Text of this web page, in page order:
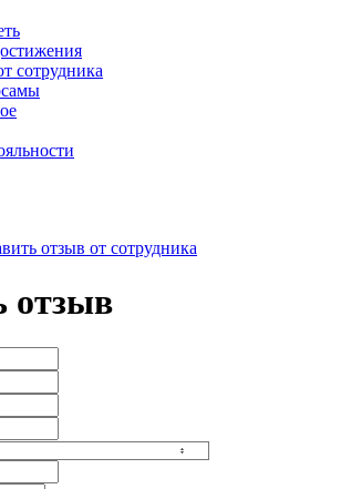
сотрудника
отзыв от сотрудника
отзыв